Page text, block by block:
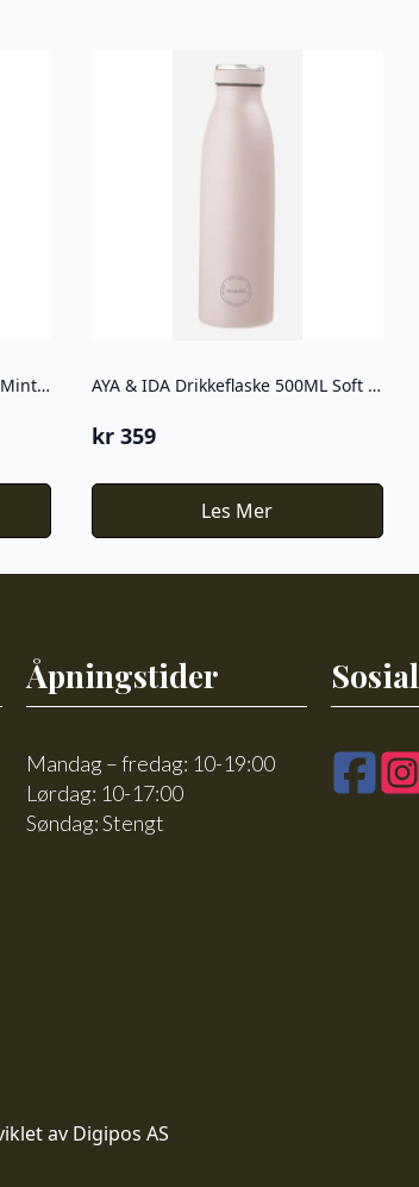
AYA & IDA Drikkeflaske 500ML Mint green AYA & IDA Drikkeflaske 500ML Soft rose
kr359
Les Mer
Åpningstider
Mandag – fredag: 10-19:00
Lørdag: 10-17:00
Søndag: Stengt
av Digipos AS